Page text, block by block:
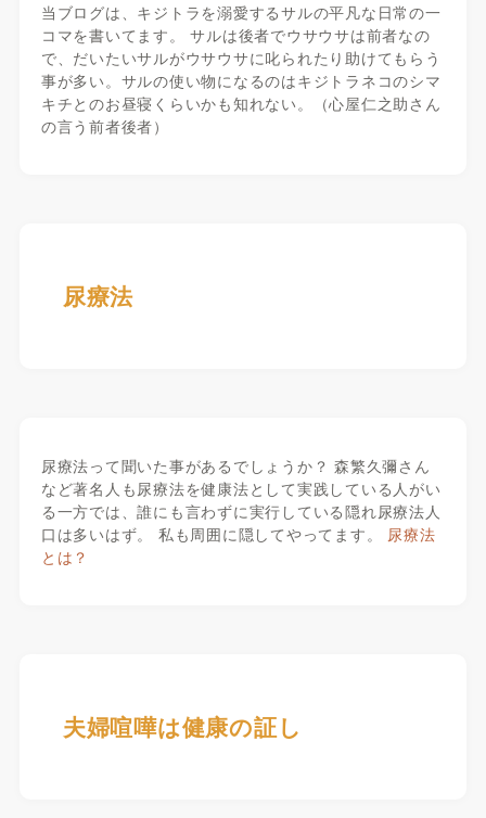
当ブログは、キジトラを溺愛するサルの平凡な日常の一
コマを書いてます。 サルは後者でウサウサは前者なの
で、だいたいサルがウサウサに叱られたり助けてもらう
事が多い。サルの使い物になるのはキジトラネコのシマ
キチとのお昼寝くらいかも知れない。（心屋仁之助さん
の言う前者後者）
尿療法
尿療法って聞いた事があるでしょうか？ 森繁久彌さん
など著名人も尿療法を健康法として実践している人がい
る一方では、誰にも言わずに実行している隠れ尿療法人
口は多いはず。 私も周囲に隠してやってます。 尿療法
とは？
夫婦喧嘩は健康の証し